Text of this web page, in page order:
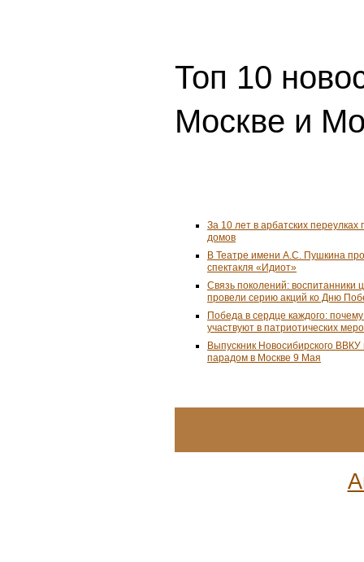
Топ 10
Москве и
За 10 лет в арбатских переулках
домов
В Театре имени А.С. Пушкина
спектакля «Идиот»
Связь поколений: воспитанники
провели серию акций ко Дню
Победа в сердце каждого:
участвуют в патриотических
Выпускник Новосибирского
парадом в Москве 9 Мая